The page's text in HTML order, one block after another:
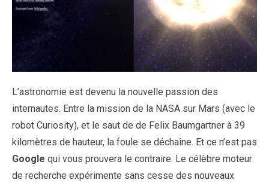
L’astronomie est devenu la nouvelle passion des
internautes. Entre la mission de la NASA sur Mars (avec le
robot Curiosity), et le saut de de Felix Baumgartner à 39
kilomètres de hauteur, la foule se déchaîne. Et ce n’est pas
Google qui vous prouvera le contraire. Le célèbre moteur
de recherche expérimente sans cesse des nouveaux